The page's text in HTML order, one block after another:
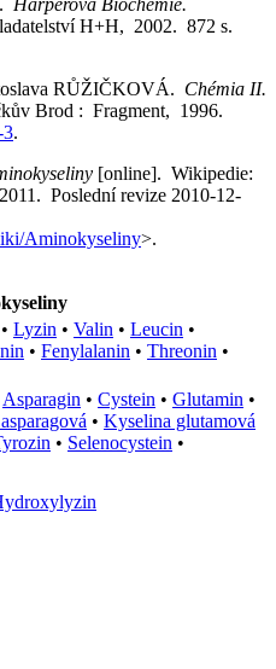
Harperova Biochemie.
H+H, 2002. 872 s.
RŮŽIČKOVÁ. Chémia II.
Brod : Fragment, 1996.
3.
[online]. Wikipedie:
Poslední revize 2010-12-
Aminokyseliny>.
• Lyzin • Valin • Leucin •
• Fenylalanin • Threonin •
Asparagin • Cystein • Glutamin •
• Kyselina glutamová
• Selenocystein •